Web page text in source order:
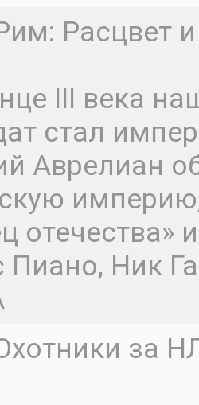
Расцвет
III века
стал
Аврелиан
отечества»
Пиано, Ник
за